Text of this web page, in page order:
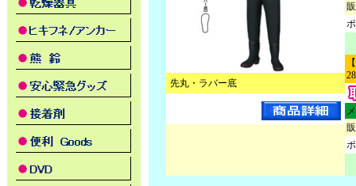
先丸・ラバー底